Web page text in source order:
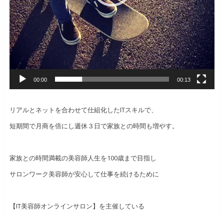
00:00 00:13
リアルとネットを合わせて仕組化したITスキルで、
短期間で月商を倍にし週休３日で家族との時間も増やす。
家族との時間満載の美容師人生を100歳まで目指し
サロンワーク美容師が安心して仕事を続けるために
【IT美容師オンラインサロン】を主催している